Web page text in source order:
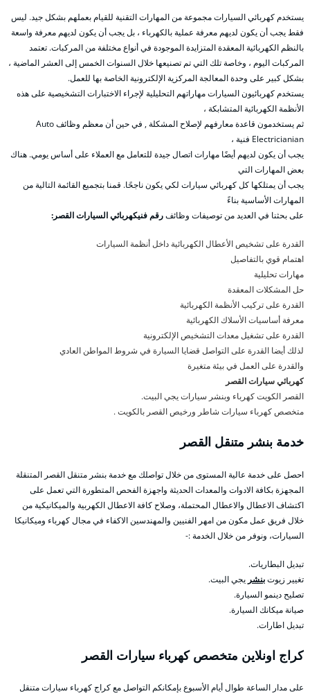
يستخدم كهربائي السيارات مجموعة من المهارات التقنية للقيام بعملهم بشكل جيد. ليس
فقط يجب أن يكون لديهم معرفة عملية بالكهرباء ، بل يجب أن يكون لديهم معرفة واسعة
بالنظم الكهربائية المعقدة المتزايدة الموجودة في أنواع مختلفة من المركبات. تعتمد
المركبات اليوم ، وخاصة تلك التي تم تصنيعها خلال السنوات الخمس إلى العشر الماضية ،
بشكل كبير على وحدة المعالجة المركزية الإلكترونية الخاصة بها للعمل.
يستخدم كهربائيون السيارات مهاراتهم التحليلية لإجراء الاختبارات التشخيصية على هذه
الأنظمة الكهربائية المتشابكة ،
ثم يستخدمون قاعدة معارفهم لإصلاح المشكلة , في حين أن معظم وظائف Auto
Electricianian فنية ،
يجب أن يكون لديهم أيضًا مهارات اتصال جيدة للتعامل مع العملاء على أساس يومي. هناك
بعض المهارات التي
يجب أن يمتلكها كل كهربائي سيارات لكي يكون ناجحًا. قمنا بتجميع القائمة التالية من
المهارات الأساسية بناءً
على بحثنا في العديد من توصيفات وظائفرقم فنيكهربائي السيارات القصر:
القدرة على تشخيص الأعطال الكهربائية داخل أنظمة السيارات
اهتمام قوي بالتفاصيل
مهارات تحليلية
حل المشكلات المعقدة
القدرة على تركيب الأنظمة الكهربائية
معرفة أساسيات الأسلاك الكهربائية
القدرة على تشغيل معدات التشخيص الإلكترونية
لذلك أيضا القدرة على التواصل قضايا السيارة في شروط المواطن العادي
والقدرة على العمل في بيئة متغيرة
كهربائي سيارات القصر
القصر الكويت كهرباء وبنشر سيارات يجي البيت.
متخصص كهرباء سيارات شاطر ورخيص القصر بالكويت .
خدمة بنشر متنقل القصر
احصل على خدمة عالية المستوى من خلال تواصلك مع خدمة بنشر متنقل القصر المتنقلة
المجهزة بكافة الادوات والمعدات الحديثة واجهزة الفحص المتطورة التي تعمل على
اكتشاف الاعطال والاعطال المحتملة، وصلاح كافة الاعطال الكهربية والميكانيكية من
خلال فريق عمل مكون من امهر الفنيين والمهندسين الاكفاء في مجال كهرباء وميكانيكا
السيارات، ونوفر من خلال الخدمة :-
تبديل البطاريات.
تغيير زيوتبنشر يجي البيت.
تصليح دينمو السيارة.
صيانة ميكانك السيارة.
تبديل اطارات.
كراج اونلاين متخصص كهرباء سيارات القصر
على مدار الساعة طوال أيام الأسبوع بإمكانكم التواصل مع كراج كهرباء سيارات متنقل